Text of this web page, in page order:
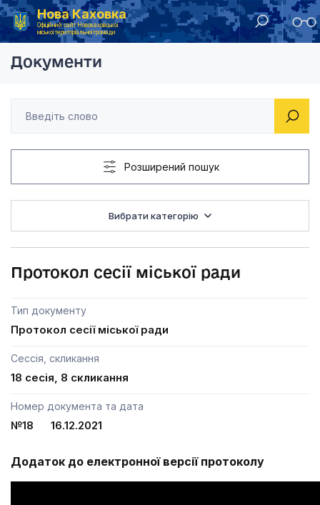
Нова Каховка
Офіційний сайт Новокаховської
міської територіальної громади
Головна Протоколи сесії міської ради Протокол сесії
Документи
Розширений пошук
Вибрати категорію
Протокол сесії міської ради
Тип документу
Протокол сесії міської ради
Сессія, скликання
18 сесія, 8 скликання
Номер документа та дата
№18 16.12.2021
Додаток до електронної версії протоколу